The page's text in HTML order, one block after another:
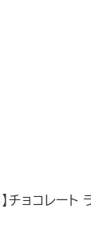
チョコレート